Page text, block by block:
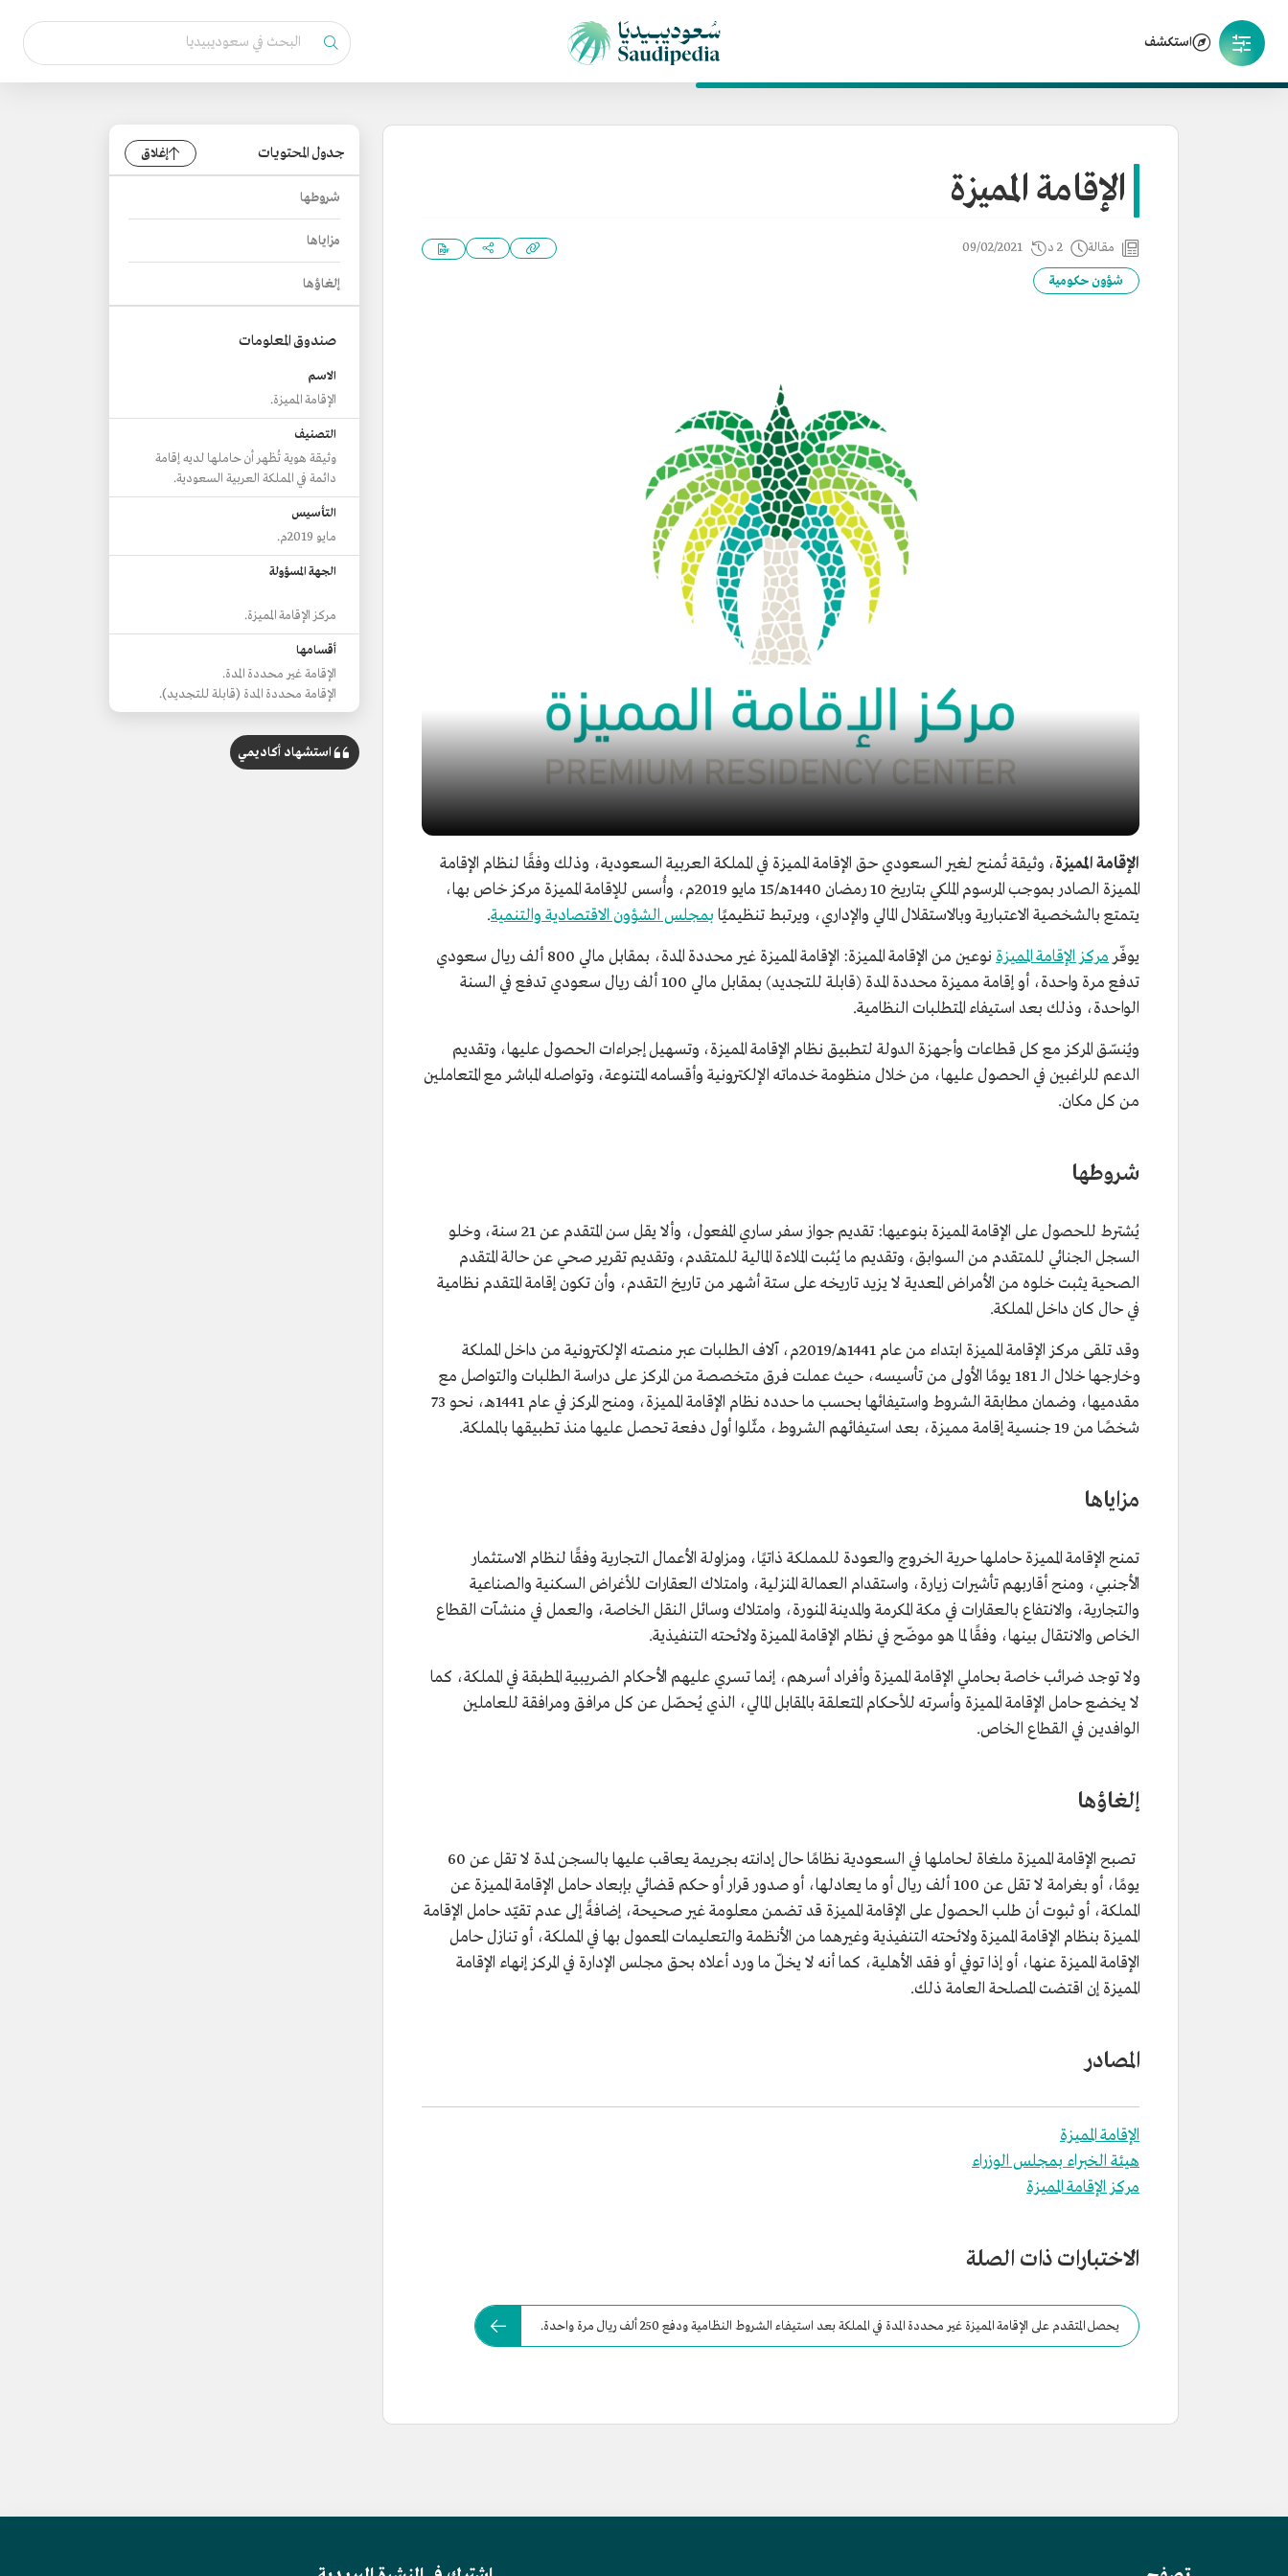
استكشف
الإقامة المميزة
مقالة 2 د 09/02/2021
شؤون حكومية
الإقامة المميزة، وثيقة تُمنح لغير السعودي حق الإقامة المميزة في المملكة العربية السعودية، وذلك وفقًا لنظام الإقامة
المميزة الصادر بموجب المرسوم الملكي بتاريخ 10 رمضان 1440هـ/15 مايو 2019م، وأُسس للإقامة المميزة مركز خاص بها،
يتمتع بالشخصية الاعتبارية وبالاستقلال المالي والإداري، ويرتبط تنظيميًا بمجلس الشؤون الاقتصادية والتنمية.
يوفّر مركز الإقامة المميزة
نوعين من الإقامة المميزة: الإقامة المميزة غير محددة المدة، بمقابل مالي 800 ألف ريال سعودي
تدفع مرة واحدة، أو إقامة مميزة محددة المدة (قابلة للتجديد) بمقابل مالي 100 ألف ريال سعودي تدفع في السنة
الواحدة، وذلك بعد استيفاء المتطلبات النظامية.
ويُنسّق المركز مع كل قطاعات وأجهزة الدولة لتطبيق نظام الإقامة المميزة، وتسهيل إجراءات الحصول عليها، وتقديم
الدعم للراغبين في الحصول عليها، من خلال منظومة خدماته الإلكترونية وأقسامه المتنوعة، وتواصله المباشر مع المتعاملين
من كل مكان.
شروطها
يُشترط للحصول على الإقامة المميزة بنوعيها: تقديم جواز سفر ساري المفعول، وألا يقل سن المتقدم عن 21 سنة، وخلو
السجل الجنائي للمتقدم من السوابق، وتقديم ما يُثبت الملاءة المالية للمتقدم، وتقديم تقرير صحي عن حالة المتقدم
الصحية يثبت خلوه من الأمراض المعدية لا يزيد تاريخه على ستة أشهر من تاريخ التقدم، وأن تكون إقامة المتقدم نظامية
في حال كان داخل المملكة.
وقد تلقى مركز الإقامة المميزة ابتداء من عام 1441هـ/2019م، آلاف الطلبات عبر منصته الإلكترونية من داخل المملكة
وخارجها خلال الـ 181 يومًا الأولى من تأسيسه، حيث عملت فرق متخصصة من المركز على دراسة الطلبات والتواصل مع
مقدميها، وضمان مطابقة الشروط واستيفائها بحسب ما حدده نظام الإقامة المميزة، ومنح المركز في عام 1441هـ، نحو 73
شخصًا من 19 جنسية إقامة مميزة، بعد استيفائهم الشروط، مثّلوا أول دفعة تحصل عليها منذ تطبيقها بالمملكة.
مزاياها
تمنح الإقامة المميزة حاملها حرية الخروج والعودة للمملكة ذاتيًا، ومزاولة الأعمال التجارية وفقًا لنظام الاستثمار
الأجنبي، ومنح أقاربهم تأشيرات زيارة، واستقدام العمالة المنزلية، وامتلاك العقارات للأغراض السكنية والصناعية
والتجارية، والانتفاع بالعقارات في مكة المكرمة والمدينة المنورة، وامتلاك وسائل النقل الخاصة، والعمل في منشآت القطاع
الخاص والانتقال بينها، وفقًا لما هو موضّح في نظام الإقامة المميزة ولائحته التنفيذية.
ولا توجد ضرائب خاصة بحاملي الإقامة المميزة وأفراد أسرهم، إنما تسري عليهم الأحكام الضريبية المطبقة في المملكة، كما
لا يخضع حامل الإقامة المميزة وأسرته للأحكام المتعلقة بالمقابل المالي، الذي يُحصّل عن كل مرافق ومرافقة للعاملين
الوافدين في القطاع الخاص.
إلغاؤها
تصبح الإقامة المميزة ملغاة لحاملها في السعودية نظامًا حال إدانته بجريمة يعاقب عليها بالسجن لمدة لا تقل عن 60
يومًا، أو بغرامة لا تقل عن 100 ألف ريال أو ما يعادلها، أو صدور قرار أو حكم قضائي بإبعاد حامل الإقامة المميزة عن
المملكة، أو ثبوت أن طلب الحصول على الإقامة المميزة قد تضمن معلومة غير صحيحة، إضافةً إلى عدم تقيّد حامل الإقامة
المميزة بنظام الإقامة المميزة ولائحته التنفيذية وغيرهما من الأنظمة والتعليمات المعمول بها في المملكة، أو تنازل حامل
الإقامة المميزة عنها، أو إذا توفي أو فقد الأهلية، كما أنه لا يخلّ ما ورد أعلاه بحق مجلس الإدارة في المركز إنهاء الإقامة
المميزة إن اقتضت المصلحة العامة ذلك.
المصادر
الإقامة المميزة
هيئة الخبراء بمجلس الوزراء
مركز الإقامة المميزة
الاختبارات ذات الصلة
يحصل المتقدم على الإقامة المميزة غير محددة المدة في المملكة بعد استيفاء الشروط النظامية ودفع 250 ألف ريال مرة واحدة.
جدول المحتويات إغلاق
شروطها
مزاياها
إلغاؤها
صندوق المعلومات
الاسم
الإقامة المميزة.
التصنيف
وثيقة هوية تُظهر أن حاملها لديه إقامة
دائمة في المملكة العربية السعودية.
التأسيس
مايو 2019م.
الجهة المسؤولة
مركز الإقامة المميزة.
أقسامها
الإقامة غير محددة المدة.
الإقامة محددة المدة (قابلة للتجديد).
استشهاد أكاديمي